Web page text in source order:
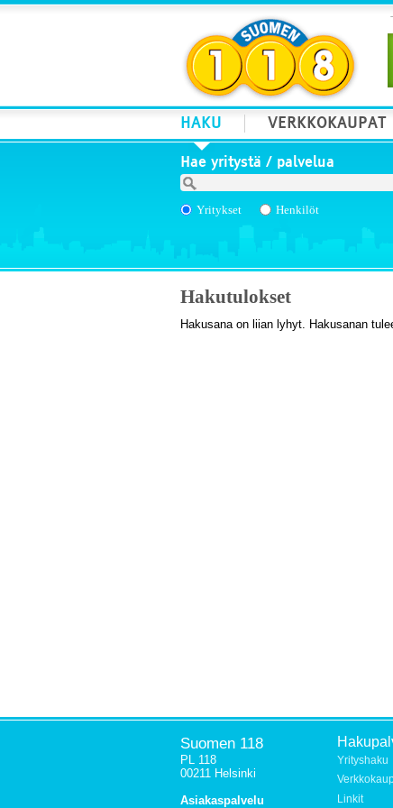
HAKU VERKKOKAUPAT
Hae yritystä / palvelua
Yritykset Henkilöt
Hakutulokset
Hakusana on liian lyhyt. Hakusanan
Suomen 118
PL 118
00211 Helsinki
Asiakaspalvelu
Yrityshaku
Linkit